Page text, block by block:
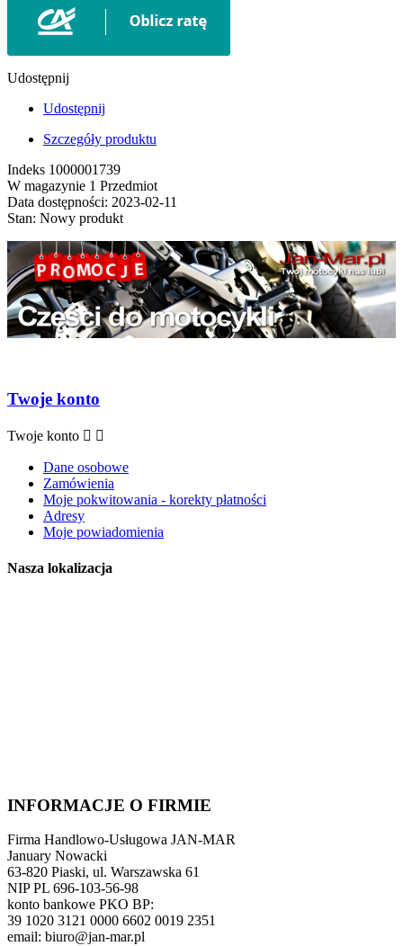
Udostępnij
Udostępnij
Szczegóły produktu
Indeks 1000001739
W magazynie 1 Przedmiot
Data dostępności: 2023-02-11
Stan: Nowy produkt
Twoje konto
Twoje konto  
Dane osobowe
Zamówienia
Moje pokwitowania - korekty płatności
Adresy
Moje powiadomienia
Nasza lokalizacja
INFORMACJE O FIRMIE
Firma Handlowo-Usługowa JAN-MAR
January Nowacki
63-820 Piaski, ul. Warszawska 61
NIP PL 696-103-56-98
konto bankowe PKO BP:
39 1020 3121 0000 6602 0019 2351
email: biuro@jan-mar.pl